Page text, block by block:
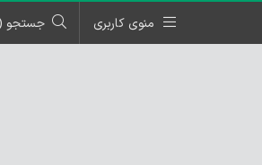
منوی کاربری جستجو